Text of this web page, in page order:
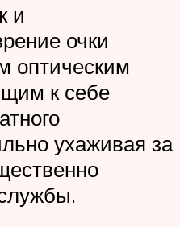
и
очки
оптическим
к себе
ухаживая за